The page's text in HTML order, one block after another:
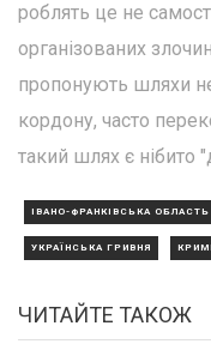
роблять це не
організованих
пропонують шляхи
кордону, часто
такий шлях є нібито
ІВАНО-ФРАНКІВСЬКА ОБЛАСТЬ
УКРАЇНСЬКА ГРИВНЯ
ЧИТАЙТЕ ТАКОЖ